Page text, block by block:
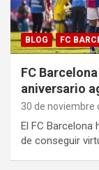
BLOG FC
FC
aniversario
30 de noviembre
El FC
de conseguir